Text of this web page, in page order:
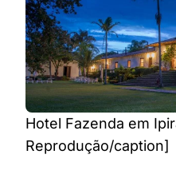
Hotel Fazenda em
Reprodução/caption]